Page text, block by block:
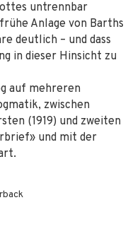
untrennbar
Anlage von Barths
deutlich – und dass
in dieser Hinsicht zu
auf mehreren
zwischen
(1919) und zweiten
und mit der